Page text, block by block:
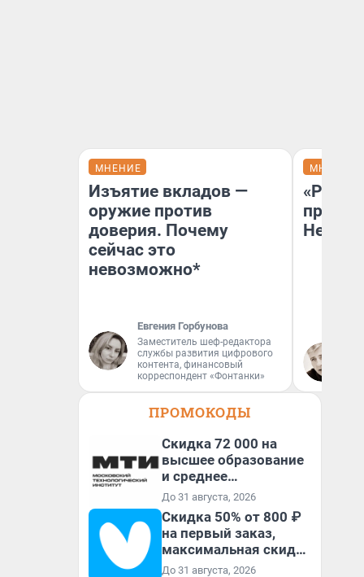
МНЕНИЕ
Изъятие вкладов —
оружие против
доверия. Почему
сейчас это
невозможно*
Евгения Горбунова
Заместитель шеф-редактора
службы развития цифрового
контента, финансовый
корреспондент «Фонтанки»
МНЕНИЕ
ПРОМОКОДЫ
Скидка 72 000 на
высшее образование
и среднее
специальное
образование в
первый год обучения
До 31 августа, 2026
Скидка 50% от 800 ₽
на первый заказ,
максимальная скидка
600 ₽
До 31 августа, 2026